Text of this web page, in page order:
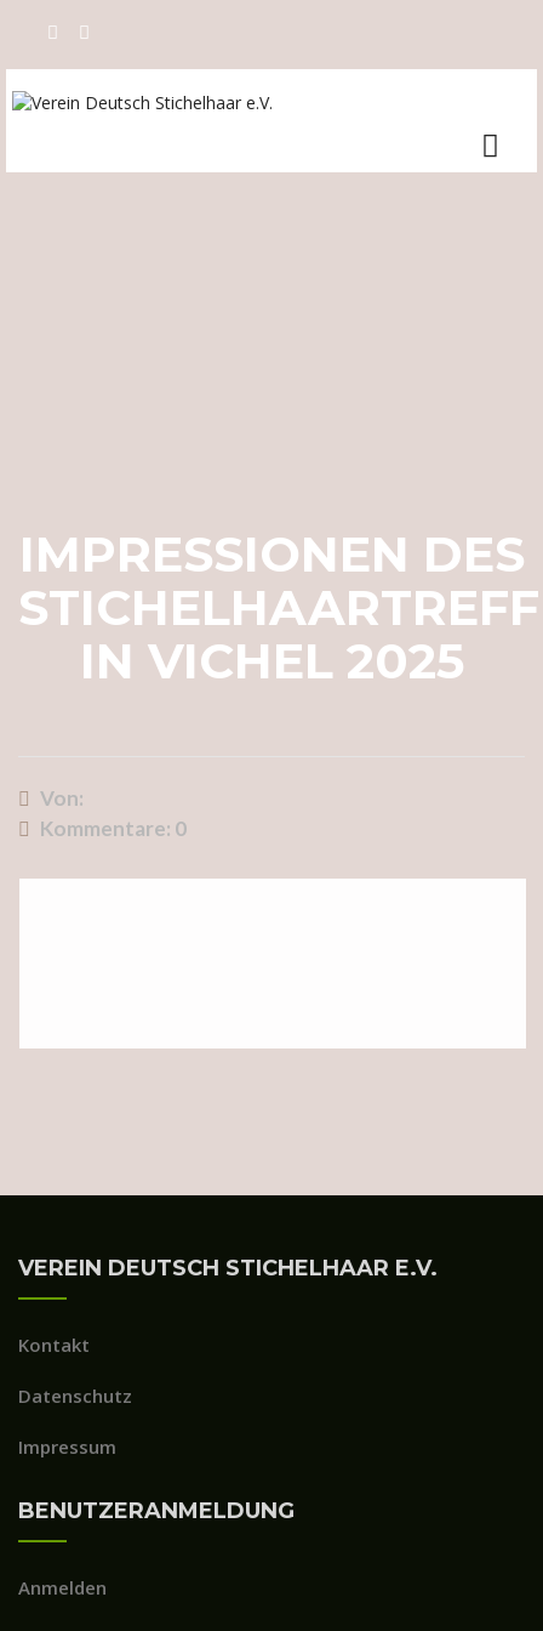
IMPRESSIONEN DES
IN VICHEL 2025
Von:
Kommentare: 0
VEREIN DEUTSCH STICHELHAAR E.V.
Kontakt
Datenschutz
Impressum
BENUTZERANMELDUNG
Anmelden